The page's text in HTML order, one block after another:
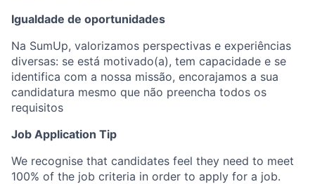
Igualdade de oportunidades
Na SumUp, valorizamos perspectivas e experiências
diversas: se está motivado(a), tem capacidade e se
identifica com a nossa missão, encorajamos a sua
candidatura mesmo que não preencha todos os
requisitos
Job Application Tip
We recognise that candidates feel they need to meet
100% of the job criteria in order to apply for a job.